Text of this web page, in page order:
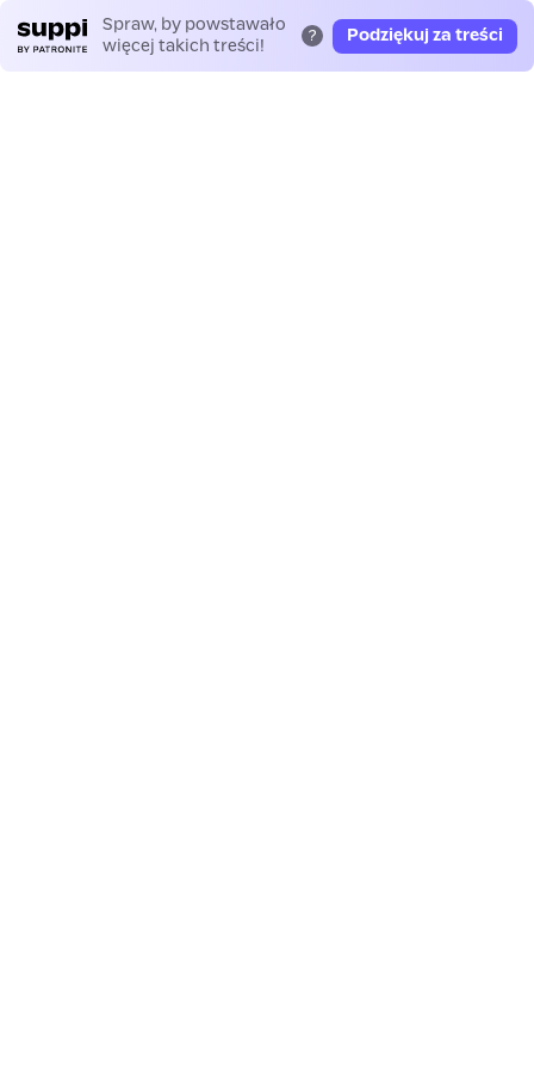
Spraw, by powstawało
więcej takich treści!
? Podziękuj za treści